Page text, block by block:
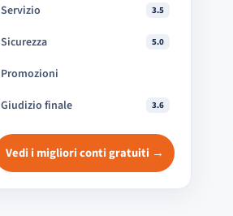
Servizio 3.5
Sicurezza 5.0
Promozioni
Giudizio finale
3.6
Vedi i migliori conti gratuiti →